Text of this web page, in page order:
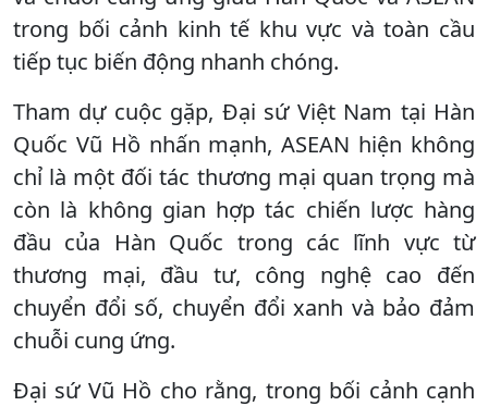
trong bối cảnh kinh tế khu vực và toàn cầu
tiếp tục biến động nhanh chóng.
Tham dự cuộc gặp, Đại sứ Việt Nam tại Hàn
Quốc Vũ Hồ nhấn mạnh, ASEAN hiện không
chỉ là một đối tác thương mại quan trọng mà
còn là không gian hợp tác chiến lược hàng
đầu của Hàn Quốc trong các lĩnh vực từ
thương mại, đầu tư, công nghệ cao đến
chuyển đổi số, chuyển đổi xanh và bảo đảm
chuỗi cung ứng.
Đại sứ Vũ Hồ cho rằng, trong bối cảnh cạnh